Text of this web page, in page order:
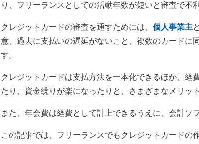
り、フリーランスとしての活動年数が短いと審査で不
クレジットカードの審査を通すためには、 個人事業主
意、過去に支払いの遅延がないこと、複数のカードに
す。
クレジットカードは支払方法を一本化できるほか、経
たり、資金繰りが楽になったりと、さまざまなメリッ
また、年会費は経費として計上できるうえに、会計ソ
この記事では、フリーランスでもクレジットカードの